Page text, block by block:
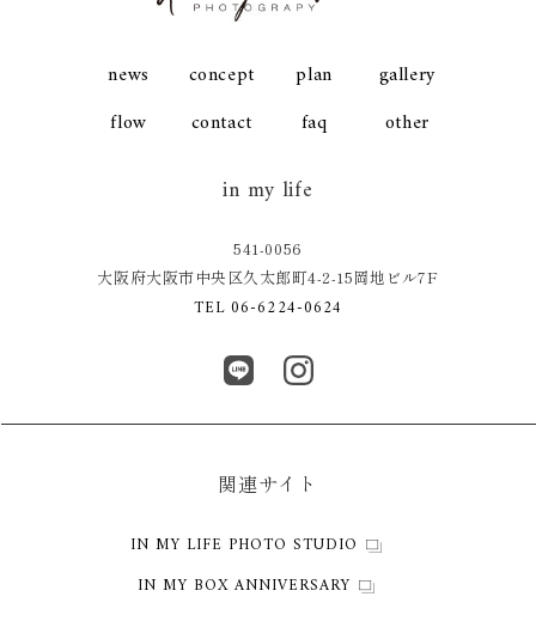
news concept plan
gallery
flow
contact faq other
in my life
541-0056
大阪府大阪市中央区久太郎町4-2-15岡地ビル7F
TEL 06-6224-0624
関連サイト
IN MY LIFE PHOTO STUDIO
IN MY BOX ANNIVERSARY